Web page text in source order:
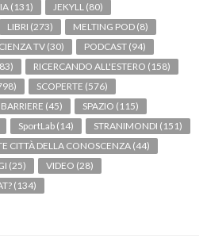
(131) JEKYLL (80)
LIBRI (273) MELTING POD (8)
TV (30) PODCAST (94)
RICERCANDO ALL'ESTERO (158)
SCOPERTE (576)
(45) SPAZIO (115)
SportLab (14) STRANIMONDI (151)
CITTÀ DELLA CONOSCENZA (44)
(25) VIDEO (28)
(134)